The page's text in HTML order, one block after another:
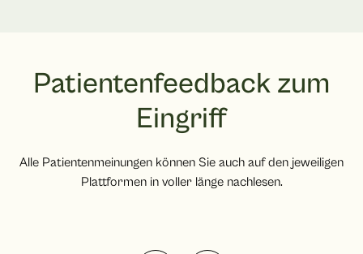
Patientenfeedback zum
Eingriff
Alle Patientenmeinungen können Sie auch auf den jeweiligen
Plattformen in voller länge nachlesen.